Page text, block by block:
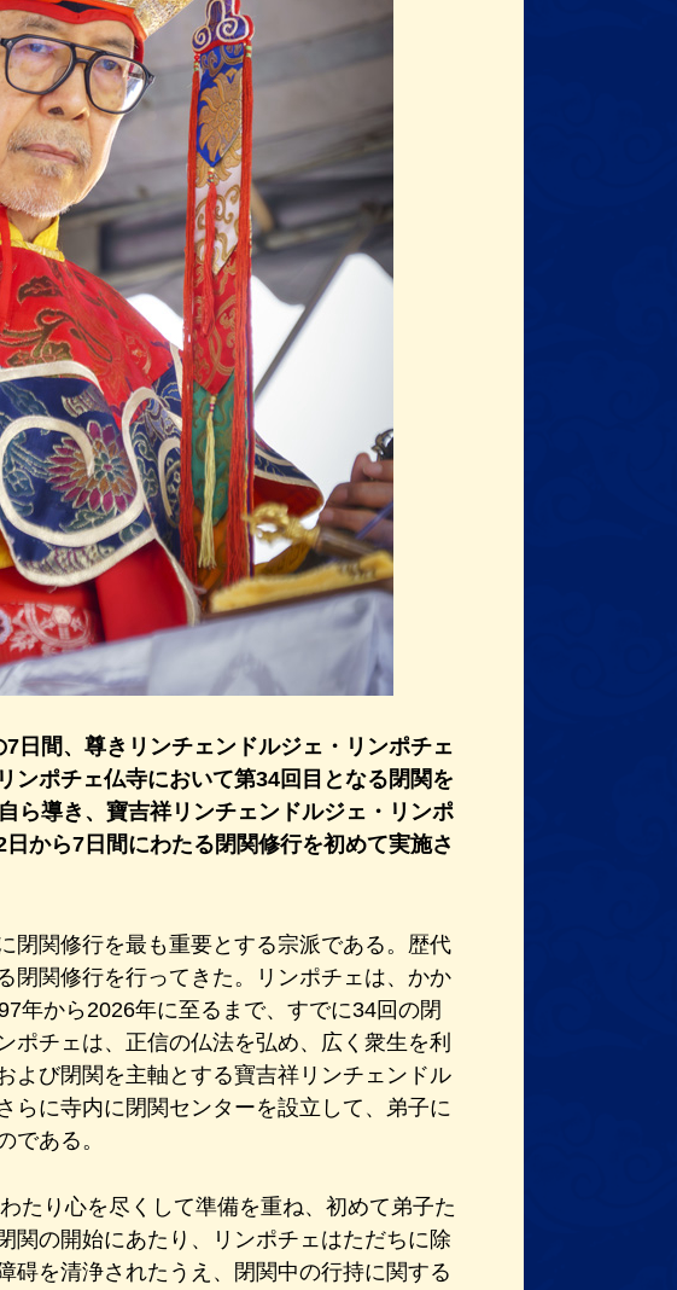
日間、尊きリンチェンドルジェ・リンポチェ
ンポチェ仏寺において第34回目となる閉関を
ら導き、寶吉祥リンチェンドルジェ・リンポ
から7日間にわたる閉関修行を初めて実施さ
閉関修行を最も重要とする宗派である。歴代
閉関修行を行ってきた。リンポチェは、かか
年から2026年に至るまで、すでに34回の閉
ポチェは、正信の仏法を弘め、広く衆生を利
よび閉関を主軸とする寶吉祥リンチェンドル
らに寺内に閉関センターを設立して、弟子に
である。
たり心を尽くして準備を重ね、初めて弟子た
関の開始にあたり、リンポチェはただちに除
碍を清浄されたうえ、閉関中の行持に関する